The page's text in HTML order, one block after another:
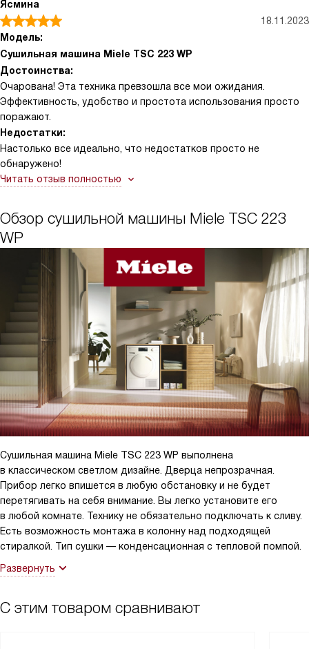
Ясмина
18.11.2023
Модель:
Сушильная машина Miele TSC 223 WP
Достоинства:
Очарована! Эта техника превзошла все мои ожидания.
Эффективность, удобство и простота использования просто
поражают.
Недостатки:
Настолько все идеально, что недостатков просто не
обнаружено!
Читать отзыв полностью
Обзор сушильной машины Miele TSC 223
WP
Сушильная машина Miele TSC 223 WP выполнена
в классическом светлом дизайне. Дверца непрозрачная.
Прибор легко впишется в любую обстановку и не будет
перетягивать на себя внимание. Вы легко установите его
в любой комнате. Технику не обязательно подключать к сливу.
Есть возможность монтажа в колонну над подходящей
стиралкой. Тип сушки — конденсационная с тепловой помпой.
Развернуть
С этим товаром сравнивают